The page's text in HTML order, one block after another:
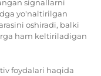
signallarni
yo'naltirilgan
oshiradi, balki
ham keltiriladigan
foydalari haqida